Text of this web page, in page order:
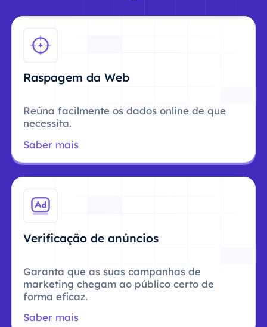
Raspagem da Web
Reúna facilmente os dados online de que
necessita.
Saber mais
Verificação de anúncios
Garanta que as suas campanhas de
marketing chegam ao público certo de
forma eficaz.
Saber mais